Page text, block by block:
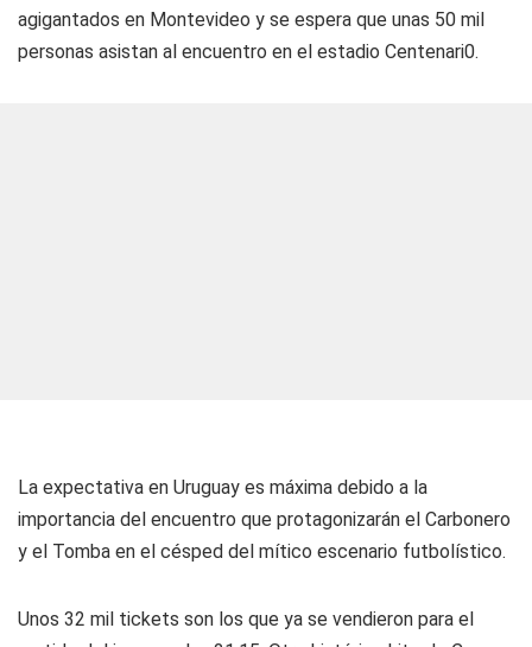
agigantados en Montevideo y se espera que unas 50 mil
personas asistan al encuentro en el estadio Centenari0.
La expectativa en Uruguay es máxima debido a la
importancia del encuentro que protagonizarán el Carbonero
y el Tomba en el césped del mítico escenario futbolístico.
Unos 32 mil tickets son los que ya se vendieron para el